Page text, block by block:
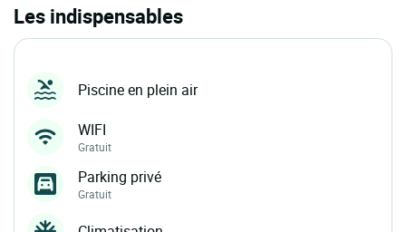
Les indispensables
Piscine en plein air
WIFI
Gratuit
Parking privé
Gratuit